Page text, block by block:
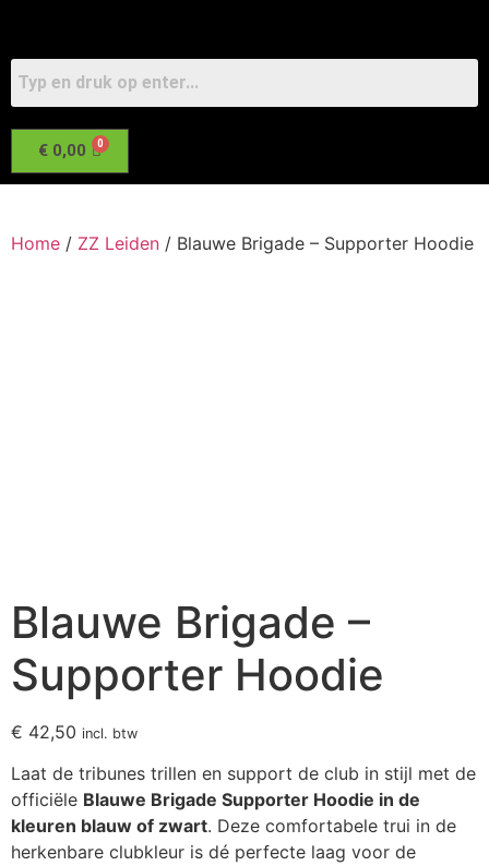
€ 0,00
Home / ZZ Leiden / Blauwe Brigade – Supporter Hoodie
Blauwe Brigade –
Supporter Hoodie
€ 42,50 incl. btw
Laat de tribunes trillen en support de club in stijl met de
officiële Blauwe Brigade Supporter Hoodie in de
kleuren blauw of zwart. Deze comfortabele trui in de
herkenbare clubkleur is dé perfecte laag voor de